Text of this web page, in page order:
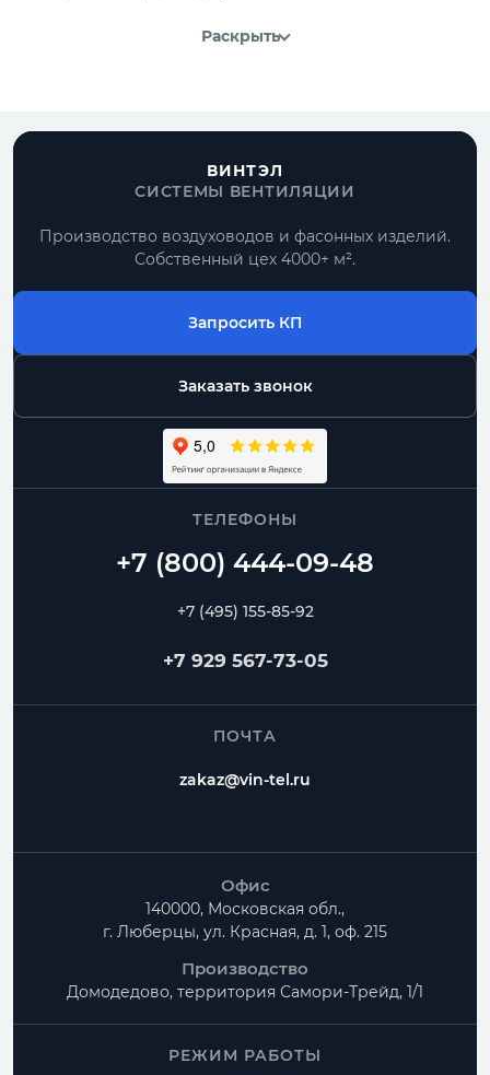
Раскрыть
ВИНТЭЛ
СИСТЕМЫ ВЕНТИЛЯЦИИ
Производство воздуховодов и фасонных изделий.
Собственный цех 4000+ м².
Запросить КП
Заказать звонок
ТЕЛЕФОНЫ
+7 (495) 155-85-92
+7 929 567-73-05
ПОЧТА
zakaz@vin-tel.ru
Офис
140000, Московская обл.,
г. Люберцы, ул. Красная, д. 1, оф. 215
Производство
Домодедово, территория Самори-Трейд, 1/1
РЕЖИМ РАБОТЫ